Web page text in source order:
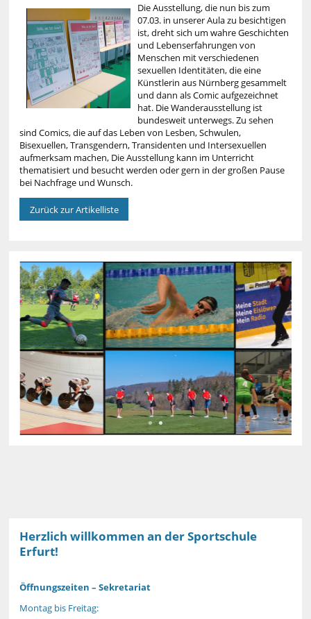
Die Ausstellung, die nun bis zum
07.03. in unserer Aula zu besichtigen
ist, dreht sich um wahre Geschichten
und Lebenserfahrungen von
Menschen mit verschiedenen
sexuellen Identitäten, die eine
Künstlerin aus Nürnberg gesammelt
und dann als Comic aufgezeichnet
hat. Die Wanderausstellung ist
bundesweit unterwegs. Zu sehen
sind Comics, die auf das Leben von Lesben, Schwulen,
Bisexuellen, Transgendern, Transidenten und Intersexuellen
aufmerksam machen, Die Ausstellung kann im Unterricht
thematisiert und besucht werden oder gern in der großen Pause
bei Nachfrage und Wunsch.
Zurück zur Artikelliste
Herzlich willkommen an der Sportschule
Erfurt!
Öffnungszeiten – Sekretariat
Montag bis Freitag: